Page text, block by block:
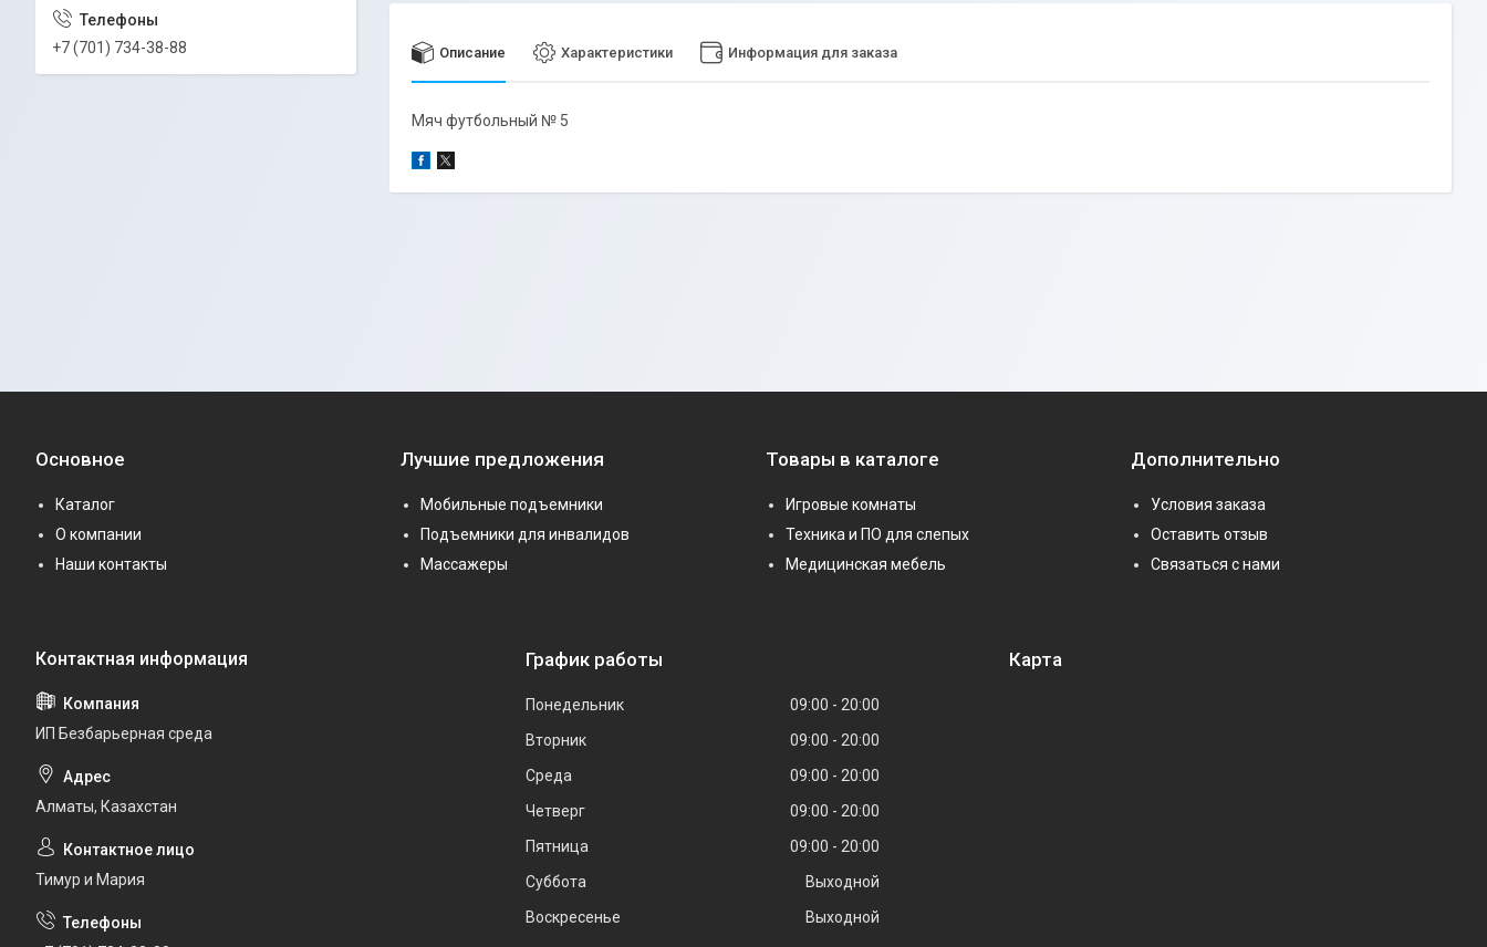
Описание Характеристики Информация для заказа
Мяч футбольный № 5
+7 (701) 734-38-88
Основное
Каталог
О компании
Наши контакты
Лучшие предложения
Мобильные подъемники
Подъемники для инвалидов
Массажеры
Товары в каталоге
Игровые комнаты
Техника и ПО для слепых
Медицинская мебель
Дополнительно
Условия заказа
Оставить отзыв
Связаться с нами
ИП Безбарьерная среда
Алматы, Казахстан
Тимур и Мария
График работы
Понедельник 09:00
20:00
Вторник
09:00
20:00
Среда
09:00
20:00
Четверг
09:00
20:00
Пятница
09:00
20:00
Суббота
Выходной
Воскресенье
Выходной
Карта